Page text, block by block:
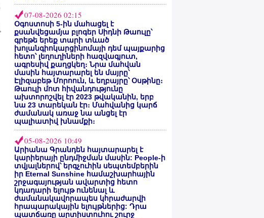
07-08-2026 02:15
Օգոստոսի 5-ին մահացել է
քսանվեցամյա բլոգեր Սիդնի Թաուլը՝
գրեթե երեք տարի տևած
խոլանգիոկարցինոմայի դեմ պայքարից
հետո՝ լեղուղիների հազվագյուտ,
ագրեսիվ քաղցկեղ։ Նրա մահվան
մասին հայտարարել են մայրը՝
Էլիզաբեթ Մորոուն, և եղբայրը՝ Օսթինը։
Թաուլի մոտ հիվանդությունը
ախտորոշվել էր 2023 թվականին, երբ
նա 23 տարեկան էր։ Մահվանից կարճ
ժամանակ առաջ նա անցել էր
պալիատիվ խնամքի։
05-08-2026 10:49
Արիանա Գրանդեն հայտարարել է
կարիերայի ընդմիջման մասին: People-ի
տվյալներով՝ երգչուհին սեպտեմբերին
իր Eternal Sunshine համաշխարհային
շրջագայության ավարտից հետո
կդադարի ելույթ ունենալ և
ժամանակավորապես կհրաժարվի
հրապարակային ելույթներից: Դրա
պատճառը արտիստուհու շուրջ